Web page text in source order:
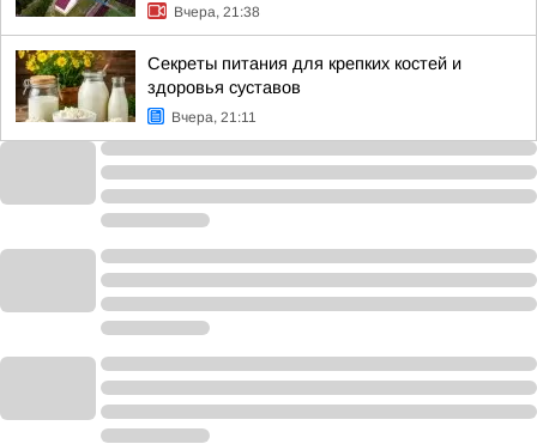
Вчера, 21:38
Секреты питания для крепких костей и
здоровья суставов
Вчера, 21:11